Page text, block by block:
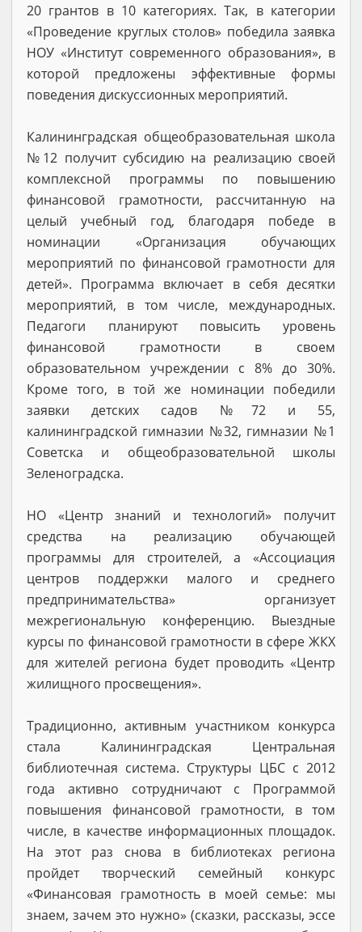
20 грантов в 10 категориях. Так, в категории
«Проведение круглых столов» победила заявка
НОУ «Институт современного образования», в
которой предложены эффективные формы
поведения дискуссионных мероприятий.
Калининградская общеобразовательная школа
№12 получит субсидию на реализацию своей
комплексной программы по повышению
финансовой грамотности, рассчитанную на
целый учебный год, благодаря победе в
номинации «Организация обучающих
мероприятий по финансовой грамотности для
детей». Программа включает в себя десятки
мероприятий, в том числе, международных.
Педагоги планируют повысить уровень
финансовой грамотности в своем
образовательном учреждении с 8% до 30%.
Кроме того, в той же номинации победили
заявки детских садов №72 и 55,
калининградской гимназии №32, гимназии №1
Советска и общеобразовательной школы
Зеленоградска.
НО «Центр знаний и технологий» получит
средства на реализацию обучающей
программы для строителей, а «Ассоциация
центров поддержки малого и среднего
предпринимательства» организует
межрегиональную конференцию. Выездные
курсы по финансовой грамотности в сфере ЖКХ
для жителей региона будет проводить «Центр
жилищного просвещения».
Традиционно, активным участником конкурса
стала Калининградская Центральная
библиотечная система. Структуры ЦБС с 2012
года активно сотрудничают с Программой
повышения финансовой грамотности, в том
числе, в качестве информационных площадок.
На этот раз снова в библиотеках региона
пройдет творческий семейный конкурс
«Финансовая грамотность в моей семье: мы
знаем, зачем это нужно» (сказки, рассказы, эссе